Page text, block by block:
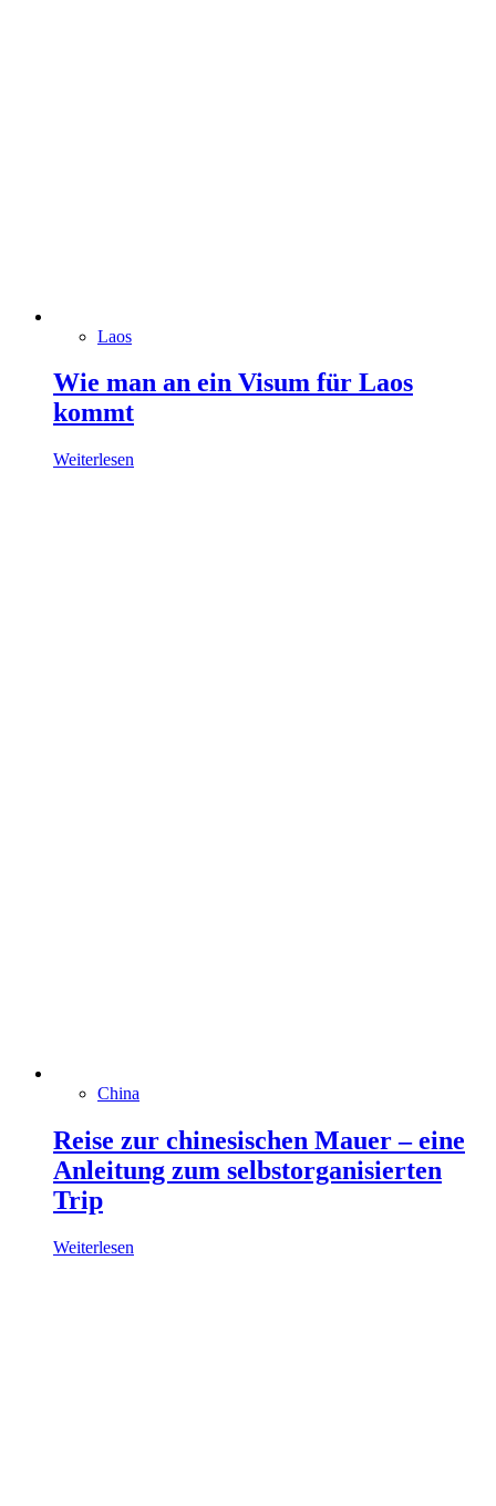
Laos
Wie man an ein Visum für Laos
kommt
Weiterlesen
China
Reise zur chinesischen Mauer – eine
Anleitung zum selbstorganisierten
Trip
Weiterlesen